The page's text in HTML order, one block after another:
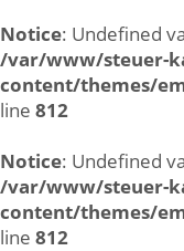
Notice: Undefined
/var/www/steuer-
content/themes/
line 812
Notice: Undefined
/var/www/steuer-
content/themes/
line 812